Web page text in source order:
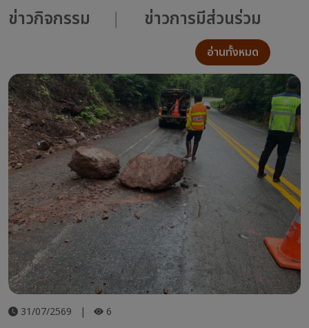
ข่าวกิจกรรม
ข่าวการมีส่วนร่วม
อ่านทั้งหมด
31/07/2569 | 6